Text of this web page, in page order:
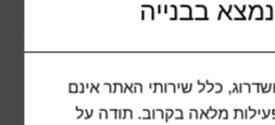
שתף מוצר
בבנייה
כלל שירותי האתר אינם
מלאה בקרוב. תודה על